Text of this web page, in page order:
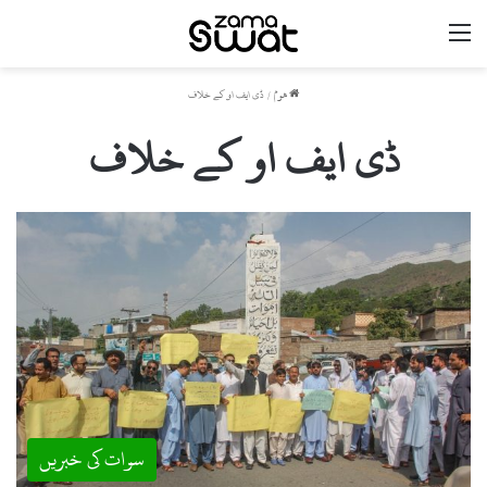
ھوم/ڈی ایف او کے خلاف
ڈی ایف او کے خلاف
سوات کی خبریں